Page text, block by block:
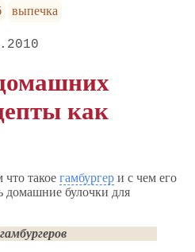
выпечка
как
такое гамбургер и с чем его
домашние булочки для